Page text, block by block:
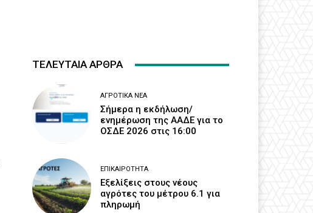
ΤΕΛΕΥΤΑΙΑ ΑΡΘΡΑ
ΑΓΡΟΤΙΚΆ ΝΈΑ
Σήμερα η εκδήλωση/
ενημέρωση της ΑΑΔΕ για το
ΟΣΔΕ 2026 στις 16:00
ΕΠΙΚΑΙΡΌΤΗΤΑ
Εξελίξεις στους νέους
αγρότες του μέτρου 6.1 για
πληρωμή